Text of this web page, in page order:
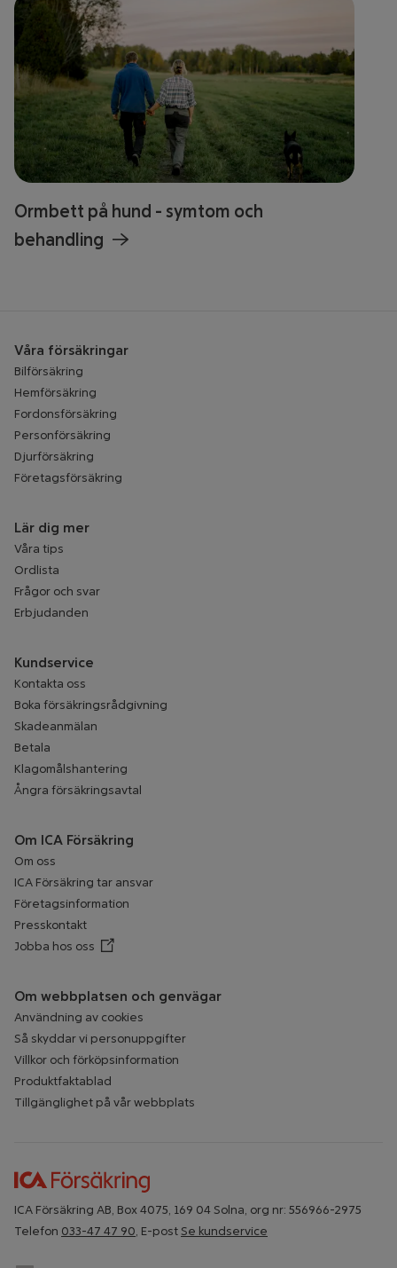
Ormbett på hund - symtom och
behandling
Våra försäkringar
Bilförsäkring
Hemförsäkring
Fordonsförsäkring
Personförsäkring
Djurförsäkring
Företagsförsäkring
Lär dig mer
Våra tips
Ordlista
Frågor och svar
Erbjudanden
Kundservice
Kontakta oss
Boka försäkringsrådgivning
Skadeanmälan
Betala
Klagomålshantering
Ångra försäkringsavtal
Om ICA Försäkring
Om oss
ICA Försäkring tar ansvar
Företagsinformation
Presskontakt
Jobba hos oss Öppnar annan webbplats
Om webbplatsen och genvägar
Användning av cookies
Så skyddar vi personuppgifter
Villkor och förköpsinformation
Produktfaktablad
Tillgänglighet på vår webbplats
ICA Försäkring AB, Box 4075, 169 04 Solna, org nr: 556966-2975
Telefon 033-47 47 90, E-post Se kundservice